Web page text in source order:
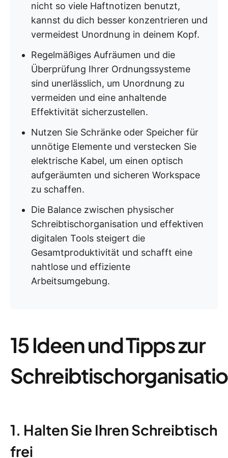
nicht so viele Haftnotizen benutzt,
kannst du dich besser konzentrieren und
vermeidest Unordnung in deinem Kopf.
Regelmäßiges Aufräumen und die
Überprüfung Ihrer Ordnungssysteme
sind unerlässlich, um Unordnung zu
vermeiden und eine anhaltende
Effektivität sicherzustellen.
Nutzen Sie Schränke oder Speicher für
unnötige Elemente und verstecken Sie
elektrische Kabel, um einen optisch
aufgeräumten und sicheren Workspace
zu schaffen.
Die Balance zwischen physischer
Schreibtischorganisation und effektiven
digitalen Tools steigert die
Gesamtproduktivität und schafft eine
nahtlose und effiziente
Arbeitsumgebung.
15 Ideen und Tipps zur
1. Halten Sie Ihren Schreibtisch
frei